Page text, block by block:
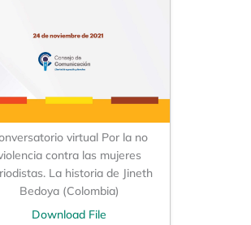
virtual Por la no
contra las mujeres
La historia de Jineth
Bedoya (Colombia)
Download File